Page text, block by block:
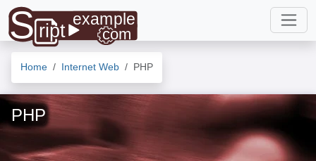
Home Internet Web PHP
PHP